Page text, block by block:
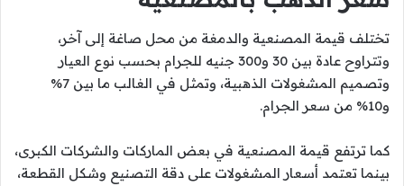
تختلف قيمة المصنعية والدمغة من محل صاغة إلى آخر،
وتتراوح عادة بين 30 و300 جنيه للجرام بحسب نوع العيار
وتصميم المشغولات الذهبية، وتمثل في الغالب ما بين 7%
و10% من سعر الجرام.
كما ترتفع قيمة المصنعية في بعض الماركات والشركات الكبرى،
بينما تعتمد أسعار المشغولات على دقة التصنيع وشكل القطعة،